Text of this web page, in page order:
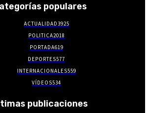
populares
ACTUALIDAD3925
POLITICA2018
PORTADA619
DEPORTES577
INTERNACIONALES559
VÍDEOS534
publicaciones